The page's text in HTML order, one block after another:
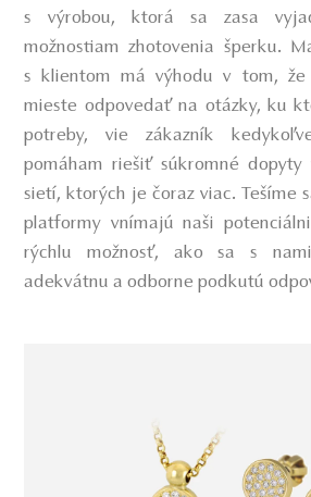
s výrobou, ktorá sa zasa
možnostiam zhotovenia šperku.
s klientom má výhodu v tom, že
mieste odpovedať na otázky, ku
potreby, vie zákazník
pomáham riešiť súkromné dopyty
sietí, ktorých je čoraz viac. Tešíme
platformy vnímajú naši
rýchlu možnosť, ako sa s
adekvátnu a odborne podkutú